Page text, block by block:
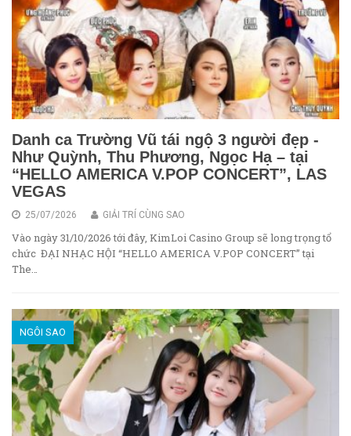
Danh ca Trường Vũ tái ngộ 3 người đẹp -
Như Quỳnh, Thu Phương, Ngọc Hạ – tại
“HELLO AMERICA V.POP CONCERT”, LAS
VEGAS
25/07/2026 GIẢI TRÍ CÙNG SAO
Vào ngày 31/10/2026 tới đây, KimLoi Casino Group sẽ long trọng tổ
chức ĐẠI NHẠC HỘI “HELLO AMERICA V.POP CONCERT” tại
The…
NGÔI SAO